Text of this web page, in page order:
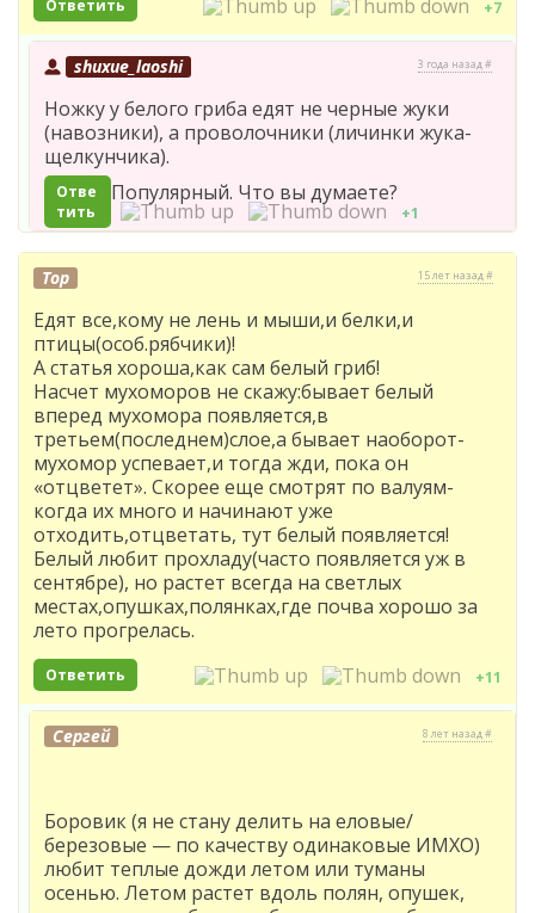
Ответить +7
shuxue_laoshi 3 года назад #
Ножку у белого гриба едят не черные жуки
(навозники), а проволочники (личинки жука-
щелкунчика).
Отве
тить
Популярный. Что вы думаете?
+1
Тор 15 лет назад #
Едят все,кому не лень и мыши,и белки,и
птицы(особ.рябчики)!
А статья хороша,как сам белый гриб!
Насчет мухоморов не скажу:бывает белый
вперед мухомора появляется,в
третьем(последнем)слое,а бывает наоборот-
мухомор успевает,и тогда жди, пока он
«отцветет». Скорее еще смотрят по валуям-
когда их много и начинают уже
отходить,отцветать, тут белый появляется!
Белый любит прохладу(часто появляется уж в
сентябре), но растет всегда на светлых
местах,опушках,полянках,где почва хорошо за
лето прогрелась.
Ответить +11
Сергей 8 лет назад #
Боровик (я не стану делить на еловые/
березовые — по качеству одинаковые ИМХО)
любит теплые дожди летом или туманы
осенью. Летом растет вдоль полян, опушек,